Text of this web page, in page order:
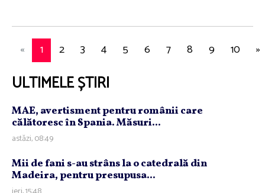
« 1 2 3 4 5 6 7 8 9 10 »
ULTIMELE ȘTIRI
MAE, avertisment pentru românii care
călătoresc în Spania. Măsuri...
astăzi, 08:49
Mii de fani s-au strâns la o catedrală din
Madeira, pentru presupusa...